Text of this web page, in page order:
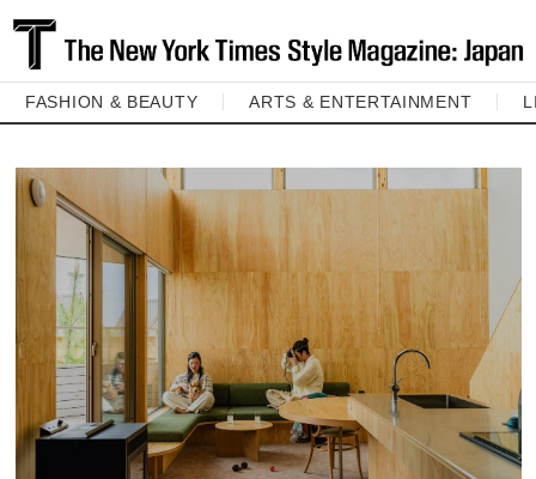
FASHION & BEAUTY ARTS & ENTERTAINMENT